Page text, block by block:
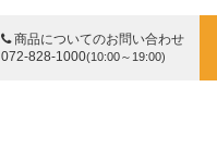
商品についてのお問い合わせ
072-828-1000(10:00～19:00)